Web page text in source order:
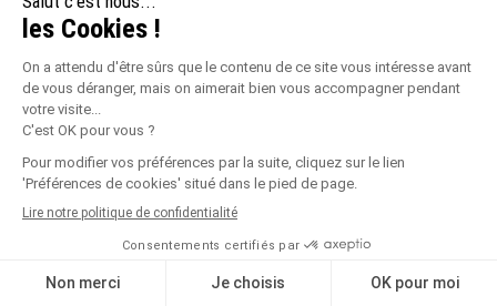
PDF - 2 Mo
Ouvrir
Conseils de pose
PDF - 5 Mo
Terrasse en dalle sur plots (à partir de 40 mm sous dalle)
Tableau de compatibilité
PDF - 921 Ko